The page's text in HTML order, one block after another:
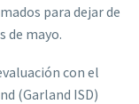
para dejar de
de mayo.
con el
(Garland ISD)